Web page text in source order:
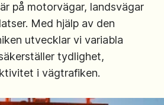
på motorvägar, landsvägar
Med hjälp av den
utvecklar vi variabla
tydlighet,
i vägtrafiken.